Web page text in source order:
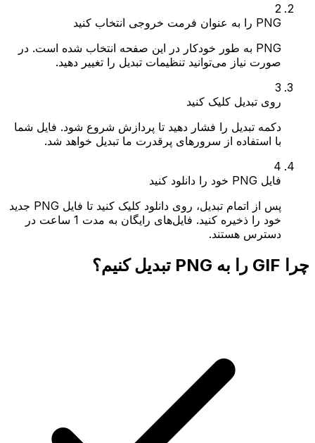
2
PNG را به عنوان فرمت خروجی انتخاب کنید
PNG به طور خودکار در این صفحه انتخاب شده است. در
صورت نیاز می‌توانید تنظیمات تبدیل را تغییر دهید.
3
روی تبدیل کلیک کنید
دکمه تبدیل را فشار دهید تا پردازش شروع شود. فایل شما
با استفاده از سرورهای پرقدرت ما تبدیل خواهد شد.
4
فایل PNG خود را دانلود کنید
پس از اتمام تبدیل، روی دانلود کلیک کنید تا فایل PNG جدید
خود را ذخیره کنید. فایل‌های رایگان به مدت 1 ساعت در
دسترس هستند.
چرا GIF را به PNG تبدیل کنیم؟